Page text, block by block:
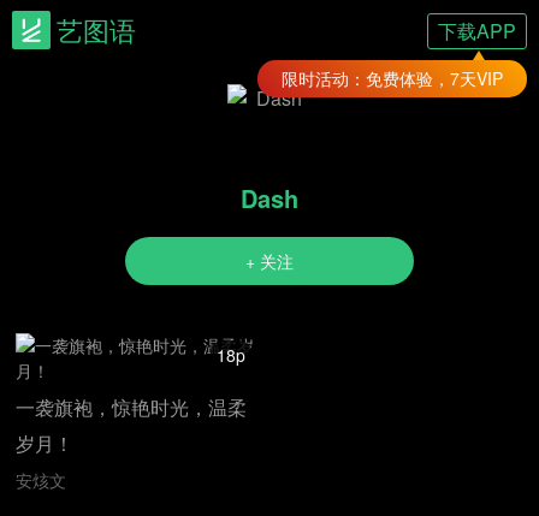
艺图语 下载APP
限时活动：免费体验，7天VIP
Dash
+ 关注
18p
一袭旗袍，惊艳时光，温柔
岁月！
安烗文